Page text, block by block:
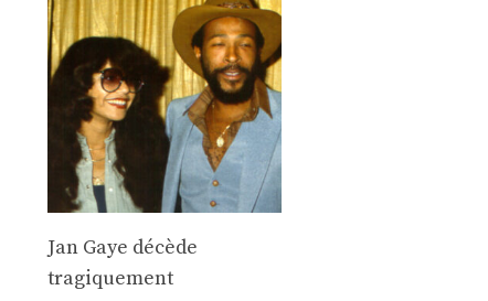
Jan Gaye décède
tragiquement